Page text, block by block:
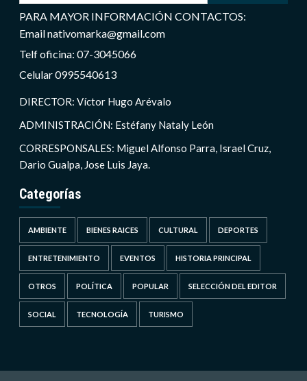
PARA MAYOR INFORMACIÓN CONTACTOS:
Email nativomarka@gmail.com
Telf oficina: 07-3045066
Celular 0995540613
DIRECTOR: Víctor Hugo Arévalo
ADMINISTRACIÓN: Estéfany Nataly León
CORRESPONSALES: Miguel Alfonso Parra, Israel Cruz,
Dario Gualpa, Jose Luis Jaya.
Categorías
AMBIENTE BIENES RAICES CULTURAL DEPORTES
ENTRETENIMIENTO EVENTOS HISTORIA PRINCIPAL
OTROS POLÍTICA POPULAR SELECCIÓN DEL EDITOR
SOCIAL TECNOLOGÍA TURISMO